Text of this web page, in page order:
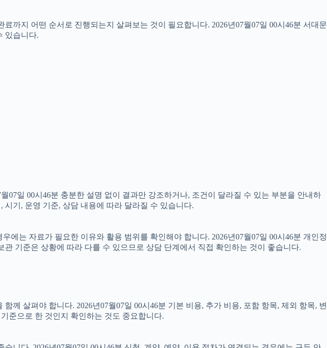
까지 어떤 순서로 진행되는지 살펴보는 것이 필요합니다. 2026년07월07일 00시46분 서대문
있습니다.
일 00시46분 충분한 설명 없이 결과만 강조하거나, 조건이 달라질 수 있는 부분을 안내하
기, 운영 기준, 상담 내용에 따라 달라질 수 있습니다.
는 자료가 필요한 이유와 활용 범위를 확인해야 합니다. 2026년07월07일 00시46분 개인정
기준은 상황에 따라 다를 수 있으므로 상담 단계에서 직접 확인하는 것이 좋습니다.
살펴야 합니다. 2026년07월07일 00시46분 기본 비용, 추가 비용, 포함 항목, 제외 항목, 변
준으로 한 것인지 확인하는 것도 중요합니다.